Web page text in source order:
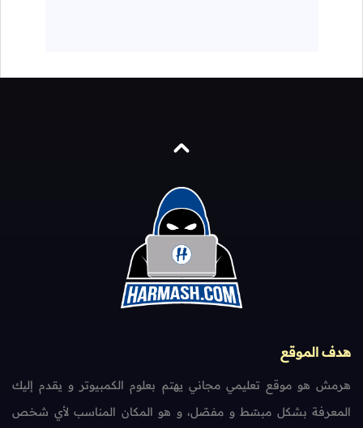
هدف الموقع
هرمش هو موقع تعليمي مجاني يهتم بعلوم الكمبيوتر و يقدم إليك
المعرفة بشكل مبسّط و مفصّل، و هو المكان المناسب لأي شخص